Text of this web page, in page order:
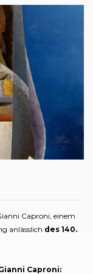
Caproni, einem
anlässlich des 140.
Caproni: